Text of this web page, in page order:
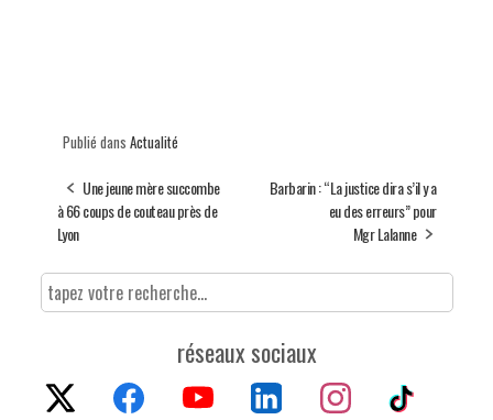
Publié dans Actualité
Une jeune mère succombe
à 66 coups de couteau près de
Lyon
Barbarin : “La justice dira s’il y a
eu des erreurs” pour
Mgr Lalanne
réseaux sociaux